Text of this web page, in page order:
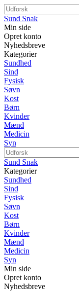
Sund Snak
Min side
Opret konto
Nyhedsbreve
Kategorier
Sundhed
Sind
Fysisk
Søvn
Kost
Børn
Kvinder
Mænd
Medicin
Syn
Sund Snak
Kategorier
Sundhed
Sind
Fysisk
Søvn
Kost
Børn
Kvinder
Mænd
Medicin
Syn
Min side
Opret konto
Nyhedsbreve